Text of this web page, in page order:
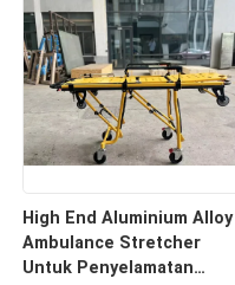
High End Aluminium Alloy
Ambulance Stretcher
Untuk Penyelamatan